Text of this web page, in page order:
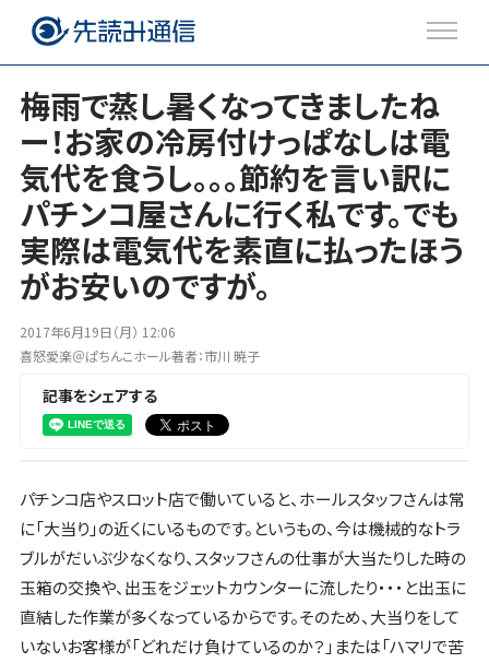
注目のトピックス
ブログ
Twitter
Facebook
梅雨で蒸し暑くなってきましたね
ー！お家の冷房付けっぱなしは電
気代を食うし。。。節約を言い訳に
パチンコ屋さんに行く私です。でも
実際は電気代を素直に払ったほう
がお安いのですが。
2017年6月19日（月） 12:06
喜怒愛楽＠ぱちんこホール著者：市川 暁子
記事をシェアする
パチンコ店やスロット店で働いていると、ホールスタッフさんは常
に「大当り」の近くにいるものです。というもの、今は機械的なトラ
ブルがだいぶ少なくなり、スタッフさんの仕事が大当たりした時の
玉箱の交換や、出玉をジェットカウンターに流したり・・・と出玉に
直結した作業が多くなっているからです。そのため、大当りをして
いないお客様が「どれだけ負けているのか？」または「ハマリで苦